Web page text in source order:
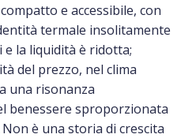
e accessibile, con
termale insolitamente
la liquidità è ridotta;
del prezzo, nel clima
una risonanza
benessere sproporzionata
è una storia di crescita